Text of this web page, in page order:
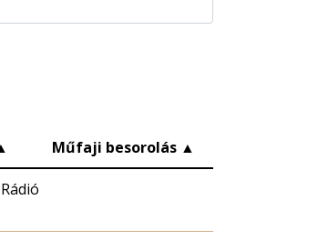
Műfaji besorolás ▲